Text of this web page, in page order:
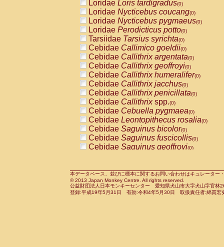
Atelidae Lagothrix lagothricha
AtelidaeLagothrix lagothricha cana
PitheciidaeCacajao calvus
PitheciidaeCallicebus cupreus
PitheciidaeCallicebus donacophilus
PitheciidaeCallicebus moloch
PitheciidaeCallicebus torquatus
PitheciidaeCallicebusspp.(0)
PitheciidaeChiropotes satanas(0)
PitheciidaePithecia monachus
PitheciidaePithecia pithecia(0)
CercopithecidaeCercocebus agilis
CercopithecidaeCercocebus
CercopithecidaeCercocebus
CercopithecidaeCercocebus
CercopithecidaeCercocebus
CercopithecidaeCercocebushybrid
CercopithecidaePapio anubis(0)
CercopithecidaePapio cynocephalus
CercopithecidaePapio hamadryas(0)
Loridae Loris tardigradus(0)
Loridae Nycticebus coucang(0)
Loridae Nycticebus pygmaeus(0)
Loridae Perodicticus potto(0)
Tarsiidae Tarsius syrichta(0)
Cebidae Callimico goeldii(0)
Cebidae Callithrix argentata(0)
Cebidae Callithrix geoffroyi(0)
Cebidae Callithrix humeralifer(0)
Cebidae Callithrix jacchus(0)
Cebidae Callithrix penicillata(0)
Cebidae Callithrixspp.(0)
Cebidae Cebuella pygmaea(0)
Cebidae Leontopithecus rosalia(0)
Cebidae Saguinus bicolor(0)
Cebidae Saguinus fuscicollis(0)
Cebidae Saguinus geoffroyi(0)
CebidaeSaguinus leucopus(0)
CebidaeSaguinus midas(0)
Cebidae Saguinus mystax(0)
本データベース、並びに標本に関するお問い合わせはキュレータ
© 2013 Japan Monkey Centre. All rights reserved.
公益財団法人日本モンキーセンター 愛知県犬山市大字犬山字官
登録:平成19年5月31日 有効:令和4年5月30日 取扱責任者:綿貫宏